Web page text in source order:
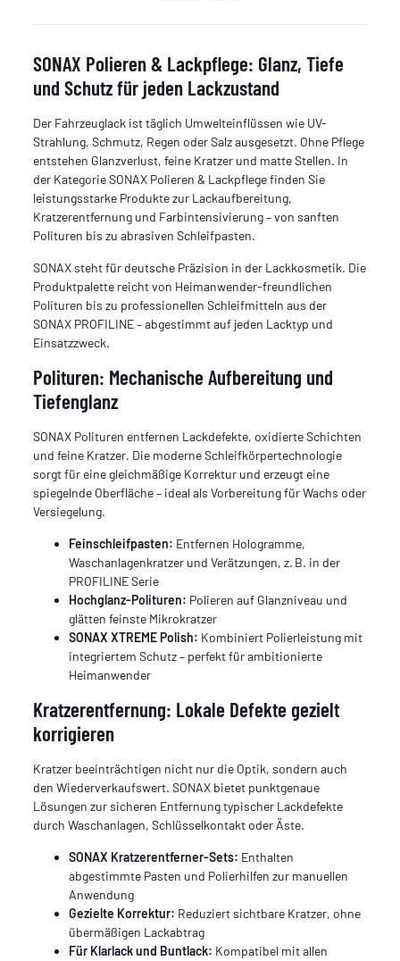
SONAX Polieren & Lackpflege: Glanz, Tiefe
und Schutz für jeden Lackzustand
Der Fahrzeuglack ist täglich Umwelteinflüssen wie UV-
Strahlung, Schmutz, Regen oder Salz ausgesetzt. Ohne Pflege
entstehen Glanzverlust, feine Kratzer und matte Stellen. In
der Kategorie SONAX Polieren & Lackpflege finden Sie
leistungsstarke Produkte zur Lackaufbereitung,
Kratzerentfernung und Farbintensivierung – von sanften
Polituren bis zu abrasiven Schleifpasten.
SONAX steht für deutsche Präzision in der Lackkosmetik. Die
Produktpalette reicht von Heimanwender-freundlichen
Polituren bis zu professionellen Schleifmitteln aus der
SONAX PROFILINE – abgestimmt auf jeden Lacktyp und
Einsatzzweck.
Polituren: Mechanische Aufbereitung und
Tiefenglanz
SONAX Polituren entfernen Lackdefekte, oxidierte Schichten
und feine Kratzer. Die moderne Schleifkörpertechnologie
sorgt für eine gleichmäßige Korrektur und erzeugt eine
spiegelnde Oberfläche – ideal als Vorbereitung für Wachs oder
Versiegelung.
Feinschleifpasten: Entfernen Hologramme,
Waschanlagenkratzer und Verätzungen, z. B. in der
PROFILINE Serie
Hochglanz-Polituren: Polieren auf Glanzniveau und
glätten feinste Mikrokratzer
SONAX XTREME Polish: Kombiniert Polierleistung mit
integriertem Schutz – perfekt für ambitionierte
Heimanwender
Kratzerentfernung: Lokale Defekte gezielt
korrigieren
Kratzer beeinträchtigen nicht nur die Optik, sondern auch
den Wiederverkaufswert. SONAX bietet punktgenaue
Lösungen zur sicheren Entfernung typischer Lackdefekte
durch Waschanlagen, Schlüsselkontakt oder Äste.
SONAX Kratzerentferner-Sets: Enthalten
abgestimmte Pasten und Polierhilfen zur manuellen
Anwendung
Gezielte Korrektur: Reduziert sichtbare Kratzer, ohne
übermäßigen Lackabtrag
Für Klarlack und Buntlack: Kompatibel mit allen